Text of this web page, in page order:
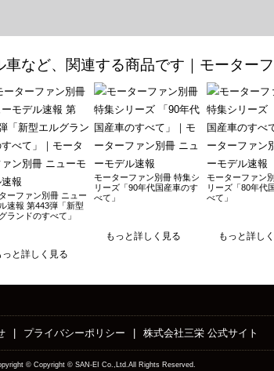
ーファン別冊 ニュー
速報 第443弾「新型
ランドのすべて」
っと詳しく見る
モーターファン別冊 特集シ
リーズ「90年代国産車のす
べて」
もっと詳しく見る
モーターファン
リーズ「80年代
べて」
もっと詳し
プライバシーポリシー 株式会社三栄 公式サイト
© Copyright © SAN-EI Co.,Ltd.All Rights Reserved.